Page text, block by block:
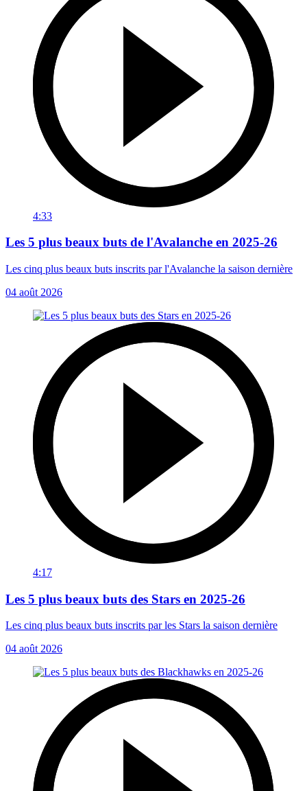
4:33
Les 5 plus beaux buts de l'Avalanche en 2025-26
Les cinq plus beaux buts inscrits par l'Avalanche la saison dernière
04 août 2026
4:17
Les 5 plus beaux buts des Stars en 2025-26
Les cinq plus beaux buts inscrits par les Stars la saison dernière
04 août 2026